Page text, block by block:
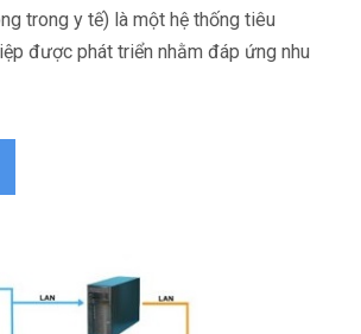
trong y tế) là một hệ thống tiêu
được phát triển nhằm đáp ứng nhu